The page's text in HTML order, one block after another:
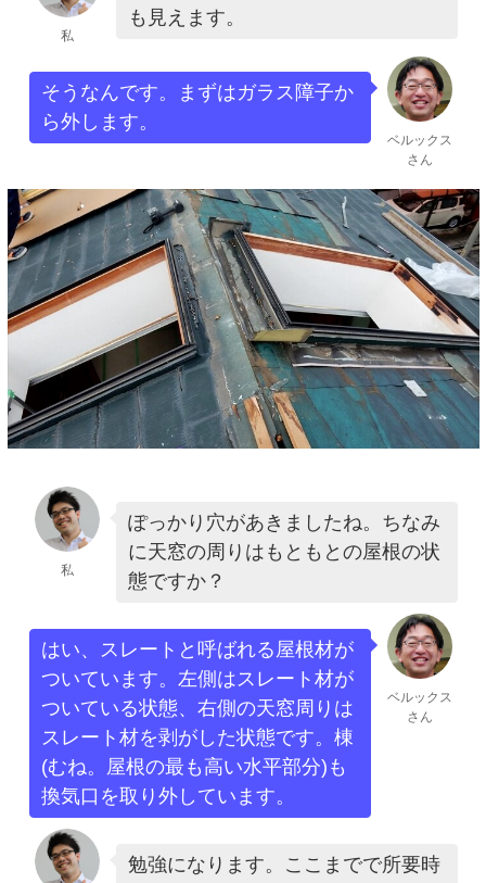
私
も見えます。
ベルックス
さん
そうなんです。まずはガラス障子か
ら外します。
私
ぽっかり穴があきましたね。ちなみ
に天窓の周りはもともとの屋根の状
態ですか？
ベルックス
さん
はい、スレートと呼ばれる屋根材が
ついています。左側はスレート材が
ついている状態、右側の天窓周りは
スレート材を剥がした状態です。棟
(むね。屋根の最も高い水平部分)も
換気口を取り外しています。
勉強になります。ここまでで所要時